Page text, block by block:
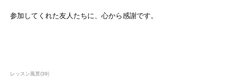
参加してくれた友人たちに、心から感謝です。
レッスン風景(39)